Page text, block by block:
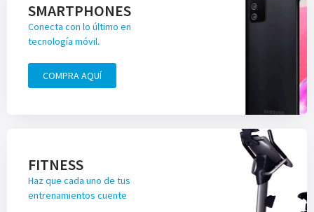
SMARTPHONES
Conecta con lo último en
tecnología móvil.
COMPRA AQUÍ
FITNESS
Haz que cada uno de tus
entrenamientos cuente